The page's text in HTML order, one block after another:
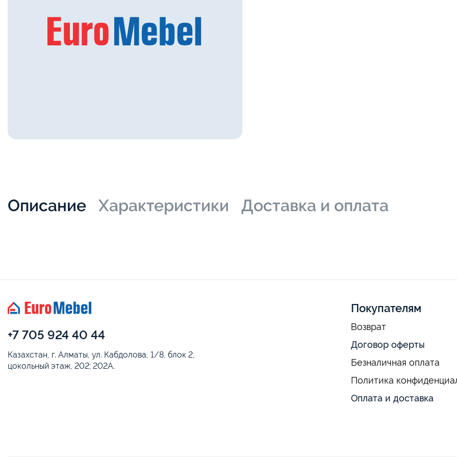
Описание Характеристики Доставка и оплата
+7 705 924 40 44
Казахстан, г. Алматы, ул. Кабдолова, 1/8, блок 2,
цокольный этаж, 202; 202А.
Покупателям
Возврат
Договор оферты
Безналичная оплата
Политика
Оплата и доставка